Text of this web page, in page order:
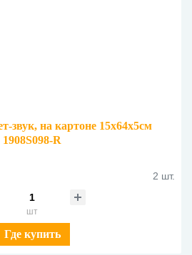
звук, на картоне 15х64х5см
1908S098-R
2 шт.
шт
Где купить